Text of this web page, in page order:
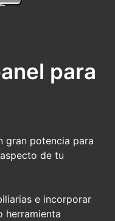
para
gran potencia para
de tu
e incorporar
herramienta